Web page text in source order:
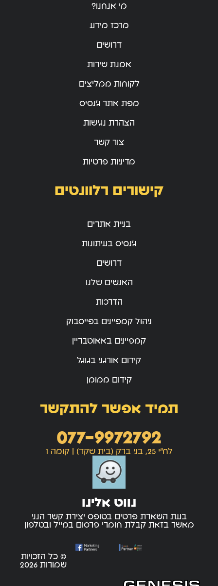
מי אנחנו?
מרכז מידע
דרושים
אמנת שירות
לקוחות ממליצים
מפת אתר ג’נסיס
הצהרת נגישות
צור קשר
מדיניות פרטיות
קישורים רלוונטים
בניית אתרים
ג’נסיס בעיתונות
דרושים
האנשים שלנו
הדרכות
ניהול קמפיינים בפייסבוק
קמפיינים באאוטבריין
קידום אורגני בגוגל
קידום ממומן
תמיד אפשר להתקשר
077-9972792
לח"י 25, בני ברק (בית שקד) | קומה 1
נווט אלינו
בעת השארת פרטים בטופס יצירת קשר הנני
מאשר בזאת קבלת חומרי פרסום במייל ובטלפון
© כל הזכויות
שמורות 2026